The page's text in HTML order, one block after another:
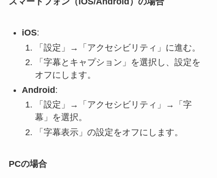
iOS:
「設定」→「アクセシビリティ」に進む。
「字幕とキャプション」を選択し、設定を
オフにします。
Android:
「設定」→「アクセシビリティ」→「字
幕」を選択。
「字幕表示」の設定をオフにします。
PCの場合